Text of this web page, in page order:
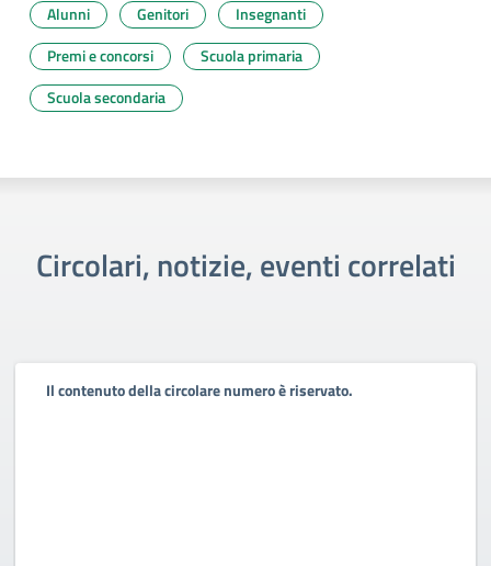
Alunni Genitori
Insegnanti
Premi e concorsi
Scuola primaria
Scuola secondaria
Circolari, notizie, eventi correlati
Il contenuto della circolare numero è riservato.